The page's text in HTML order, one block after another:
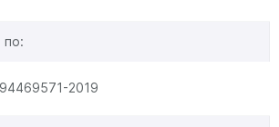
по:
2019